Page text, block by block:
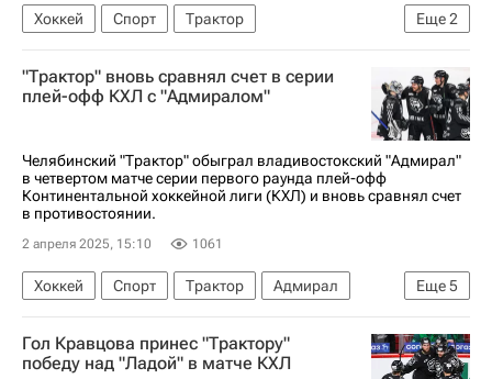
Еще2
Хоккей Спорт
Трактор
Динамо (Минск)
КХЛ 2025-2026
"Трактор" вновь сравнял счет в серии
плей-офф КХЛ с "Адмиралом"
Челябинский "Трактор" обыграл владивостокский "Адмирал"
в четвертом матче серии первого раунда плей-офф
Континентальной хоккейной лиги (КХЛ) и вновь сравнял счет
в противостоянии.
2 апреля 2025, 15:10 1061
Еще5
Хоккей Спорт Трактор
Адмирал
КХЛ 2025-2026
Кубок Гагарина
Максим Шабанов
Григорий Дронов
Гол Кравцова принес "Трактору"
победу над "Ладой" в матче КХЛ